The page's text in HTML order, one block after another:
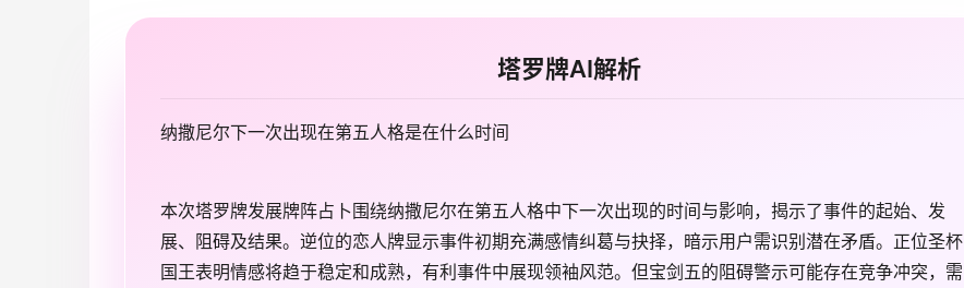
塔罗牌AI解析
纳撒尼尔下一次出现在第五人格是在什么时间
本次塔罗牌发展牌阵占卜围绕纳撒尼尔在第五人格中下一次出现的时间与影响，揭示了事件的起始、发
展、阻碍及结果。逆位的恋人牌显示事件初期充满感情纠葛与抉择，暗示用户需识别潜在矛盾。正位圣杯
国王表明情感将趋于稳定和成熟，有利事件中展现领袖风范。但宝剑五的阻碍警示可能存在竞争冲突，需